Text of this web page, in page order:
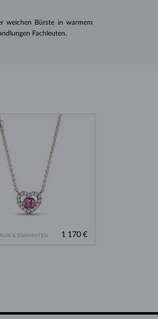
weichen Bürste in warmem
Fachleuten.
& DIAMANTEN
1 170 €